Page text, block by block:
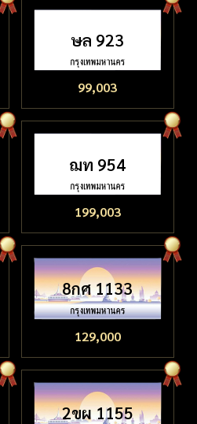
ษล 923
99,003
ฌท 954
199,003
8กศ 1133
129,000
2ขผ 1155